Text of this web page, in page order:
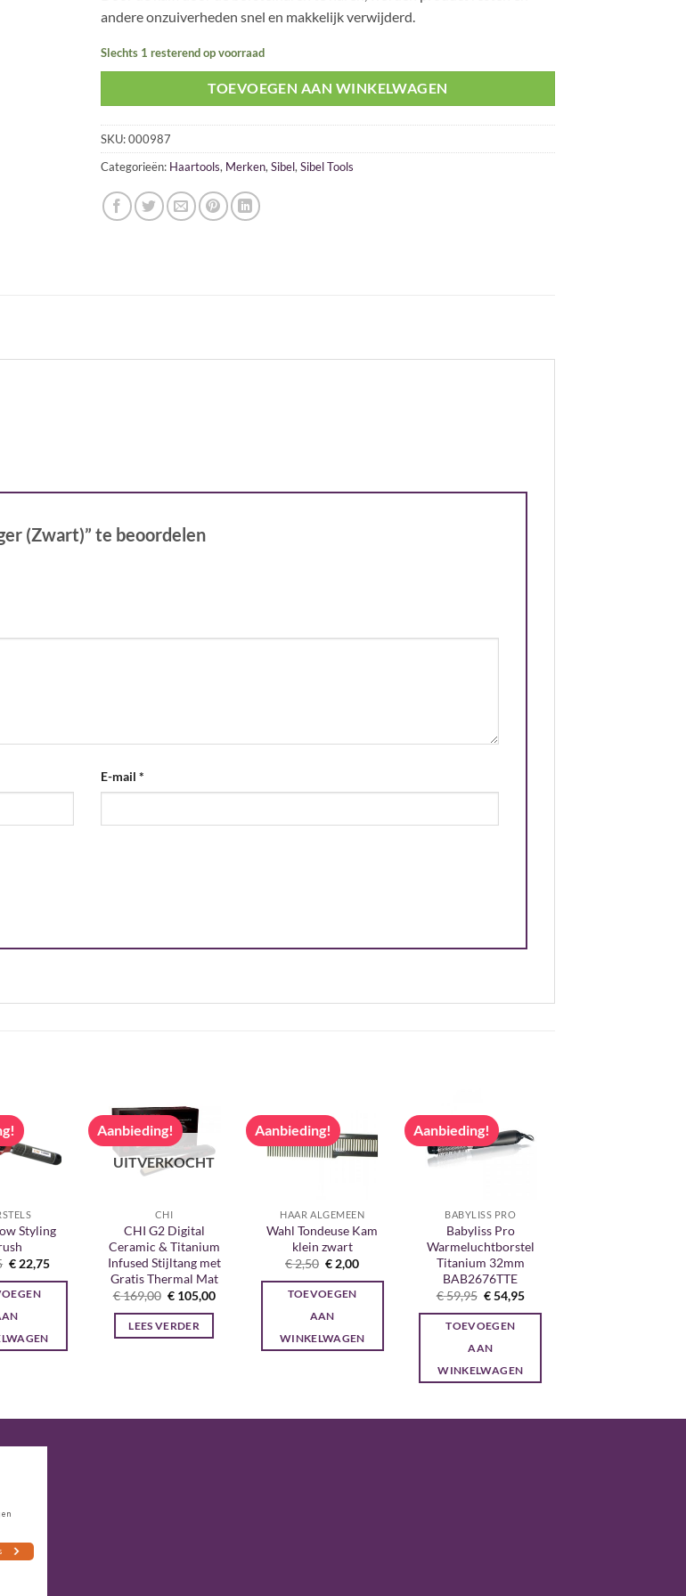
andere onzuiverheden snel en makkelijk verwijderd.
Slechts 1 resterend op voorraad
TOEVOEGEN AAN WINKELWAGEN
SKU:000987
Categorieën: Haartools, Merken, Sibel, Sibel Tools
(Zwart)” te beoordelen
E-mail *
Styling
Oorspronkelijke
prijs
was:
€ 25,25.
€22,75Huidige
is:
Aanbieding!
UITVERKOCHT
CHI
CHI G2 Digital
Ceramic & Titanium
Infused Stijltang met
Gratis Thermal Mat
€169,00 Oorspronkelijke
was:
€ 169,00.
€105,00Huidige
LEES VERDER
Aanbieding!
HAAR ALGEMEEN
Wahl Tondeuse Kam
klein zwart
€2,50 Oorspronkelijke
prijs
was:
€ 2,50.
€2,00Huidige
is:
TOEVOEGEN
AAN
WINKELWAGEN
Aanbieding!
BABYLISS PRO
Babyliss Pro
Warmeluchtborstel
Titanium 32mm
BAB2676TTE
€59,95 Oorspronkelijke
was:
€ 59,95.
€54,95Huidige
is:
TOEVOEGEN
AAN
WINKELWAGEN